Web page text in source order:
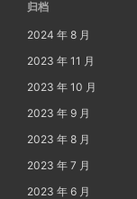
归档
2024 年 8 月
2023 年 11 月
2023 年 10 月
2023 年 9 月
2023 年 8 月
2023 年 7 月
2023 年 6 月